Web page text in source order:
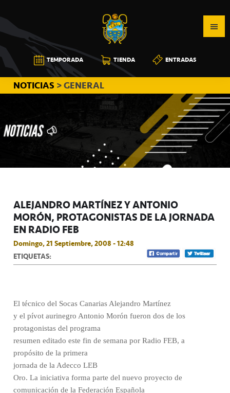
a
la
navegación
principal
al
contenido
principal
a
la
barra
lateral
principal
CB
CANARIAS
TEMPORADA TIENDA ENTRADAS
NOTICIAS > GENERAL
ALEJANDRO MARTÍNEZ Y ANTONIO
MORÓN, PROTAGONISTAS DE LA JORNADA
EN RADIO FEB
Domingo, 21 Septiembre, 2008 - 12:48
ETIQUETAS:
El técnico del Socas Canarias Alejandro Martínez
y el pívot aurinegro Antonio Morón fueron dos de los
protagonistas del programa
resumen editado este fin de semana por Radio FEB, a
propósito de la primera
jornada de la Adecco LEB
Oro. La iniciativa forma parte del nuevo proyecto de
comunicación de la Federación Española